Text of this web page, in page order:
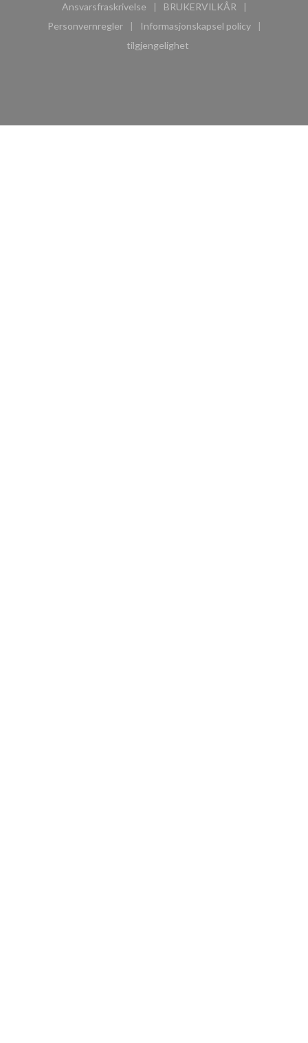
Ansvarsfraskrivelse
((åpner i et nytt vindu))
BRUKERVILKÅR
((åpner i et nytt vindu))
Personvernregler
((åpner i et nytt vindu))
Informasjonskapsel policy
((åpner i et nytt vindu))
tilgjengelighet
((åpner i et nytt vindu))